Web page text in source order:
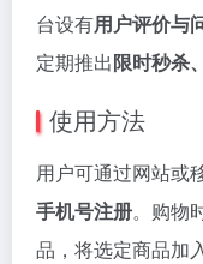
台设有用户评价与
定期推出限时秒杀
使用方法
用户可通过网站或
手机号注册。购物
品，将选定商品加